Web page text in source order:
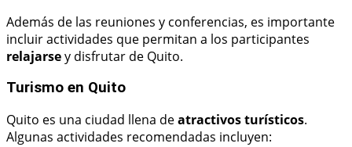
Además de las reuniones y conferencias, es importante
incluir actividades que permitan a los participantes
relajarsey disfrutar de Quito.
Turismo en Quito
Quito es una ciudad llena deatractivos turísticos.
Algunas actividades recomendadas incluyen: